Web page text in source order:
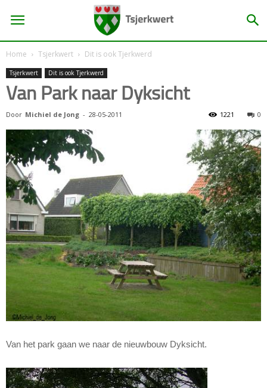
Home Tsjerkwert Dit is ook Tjerkwerd
Tsjerkwert Dit is ook Tjerkwerd
Van Park naar Dyksicht
Door Michiel de Jong - 28-05-2011 0
1221
Van het park gaan we naar de nieuwbouw Dyksicht.